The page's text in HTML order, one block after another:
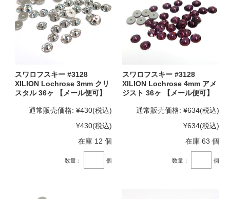
スワロフスキー #3128
XILION Lochrose 3mm クリ
スタル 36ヶ 【メール便可】
通常販売価格: ¥430(税込)
¥430(税込)
在庫 12 個
数量： 個
スワロフスキー #3128
XILION Lochrose 4mm アメ
ジスト 36ヶ 【メール便可】
通常販売価格: ¥634(税込)
¥634(税込)
在庫 63 個
数量： 個